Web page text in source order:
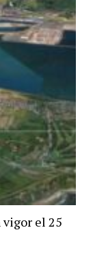
vigor el 25